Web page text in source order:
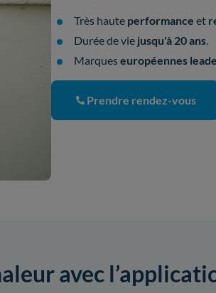
Très haute performance et
Durée de vie jusqu'à 20 ans.
Marqueseuropéennes
Prendre rendez-vous
avec